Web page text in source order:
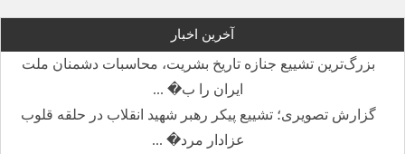
آخرین اخبار
بزرگ‌ترین تشییع جنازه تاریخ بشریت، محاسبات دشمنان ملت
ایران را ب� ...
گزارش تصویری؛ تشییع پیکر رهبر شهید انقلاب در حلقه قلوب
عزادار مرد� ...